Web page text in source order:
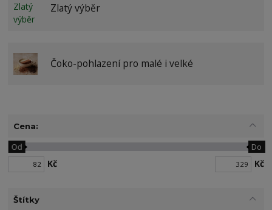
Zlatý výběr
Čoko-pohlazení pro malé i velké
Cena:
Kč
Od Do
Kč
Štítky